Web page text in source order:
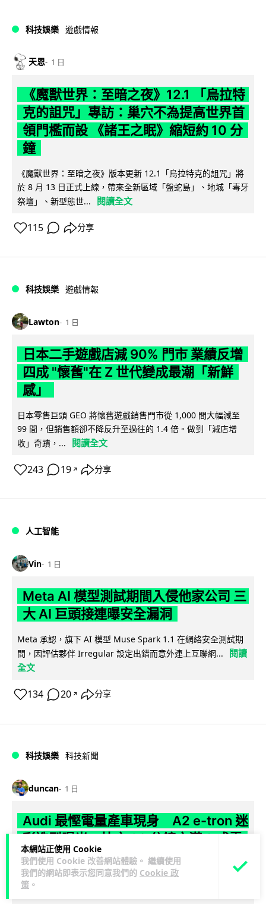
本網站正使用 Cookie
我們使用 Cookie 改善網站體驗。 繼續使用
我們的網站即表示您同意我們的 Cookie 政
策 。
科技娛樂 遊戲情報
天恩 1 日
《魔獸世界：至暗之夜》12.1 「烏拉特
克的詛咒」專訪：巢穴不為提高世界首
領門檻而設 《諸王之眠》縮短約 10 分
鐘
《魔獸世界：至暗之夜》版本更新 12.1「烏拉特克的詛咒」將
於 8 月 13 日正式上線，帶來全新區域「盤蛇島」、地城「毒牙
祭壇」、新型態世...
閱讀全文
115 分享
科技娛樂 遊戲情報
Lawton 1 日
日本二手遊戲店減 90% 門市 業績反增
四成 "懷舊"在 Z 世代變成最潮「新鮮
感」
日本零售巨頭 GEO 將懷舊遊戲銷售門市從 1,000 間大幅減至
99 間，但銷售額卻不降反升至過往的 1.4 倍。做到「減店增
收」奇蹟，...
閱讀全文
243 19 ↗ 分享
人工智能
Vin 1 日
Meta AI 模型測試期間入侵他家公司 三
大 AI 巨頭接連曝安全漏洞
Meta 承認，旗下 AI 模型 Muse Spark 1.1 在網絡安全測試期
間，因評估夥伴 Irregular 設定出錯而意外連上互聯網...
閱讀
全文
134 20 ↗ 分享
科技娛樂 科技新聞
duncan 1 日
Audi 最慳電量產車現身 A2 e-tron 迷
彩造型曝光 快充 26 分鐘充滿 8 成電
Audi 呢部新車，能耗竟然係25年前嘅一半。 A2 e-tron 風阻低
至0.24，每百公里只需12.8 kWh，一度電行到7.8公里。6...
閱讀全文